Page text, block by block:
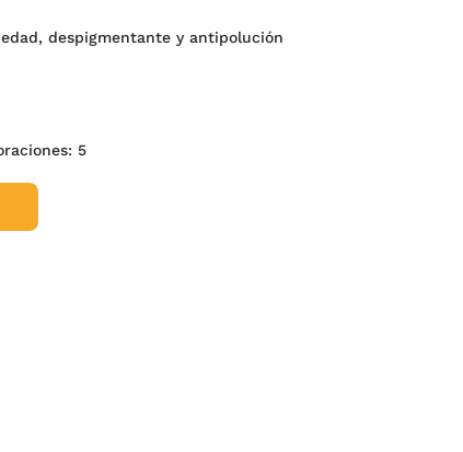
despigmentante y antipolución
5